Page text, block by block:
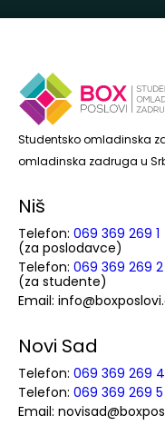
Studentsko omladinska
omladinska zadruga u
Niš
Telefon: 069 369 269 1
(za poslodavce)
Telefon: 069 369 269 2
(za studente)
Email:
Novi Sad
Telefon: 069 369 269 4
Telefon: 069 369 269 5
Email: